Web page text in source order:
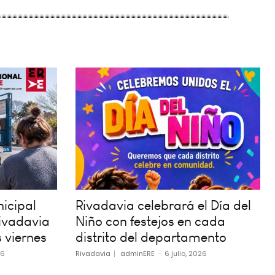
Rivadavia celebrará el Día del
Niño con festejos en cada
distrito del departamento
Rivadavia adminERE - 6 julio, 2026